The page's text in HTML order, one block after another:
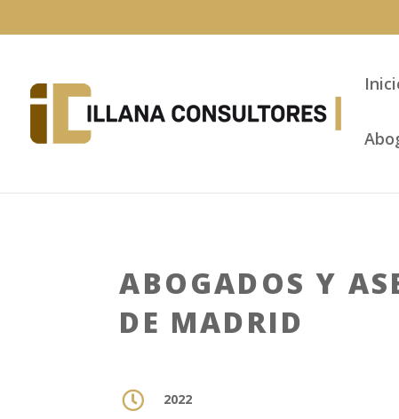
ABOGADOS Y
DE MADRID
 2022